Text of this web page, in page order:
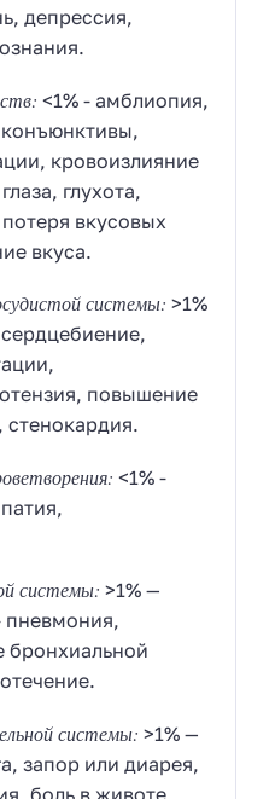
депрессия,
<1% - амблиопия,
конъюнктивы,
кровоизлияние
глухота,
вкусовых
вкуса.
системы:>1%
повышение
<1% -
системы:>1% —
пневмония,
бронхиальной
системы:>1% —
запор или диарея,
боль в животе,